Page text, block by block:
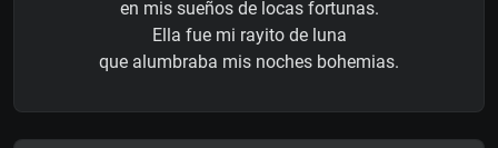
en mis sueños de locas fortunas.
Ella fue mi rayito de luna
que alumbraba mis noches bohemias.